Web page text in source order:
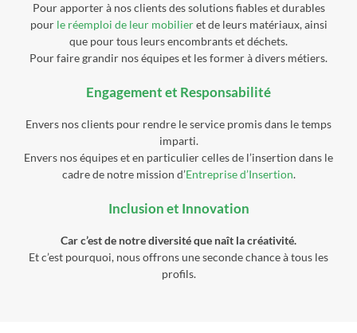
Pour apporter à nos clients des solutions fiables et durables
pour le réemploi de leur mobilieret de leurs matériaux, ainsi
que pour tous leurs encombrants et déchets.
Pour faire grandir nos équipes et les former à divers métiers.
Engagement et Responsabilité
Envers nos clients pour rendre le service promis dans le temps
imparti.
Envers nos équipes et en particulier celles de l’insertion dans le
cadre de notre mission d’Entreprise d’Insertion.
Inclusion et Innovation
Car c’est de notre diversité que naît la créativité.
Et c’est pourquoi, nous offrons une seconde chance à tous les
profils.